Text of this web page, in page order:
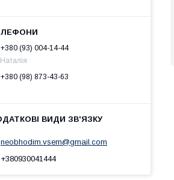
+380 (93) 004-14-44
Наталія
+380 (98) 873-43-63
neobhodim.vsem@gmail.com
+380930041444